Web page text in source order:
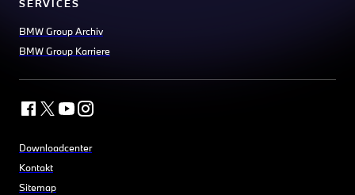
SERVICES
BMW Group Archiv
BMW Group Karriere
Downloadcenter
Kontakt
Sitemap